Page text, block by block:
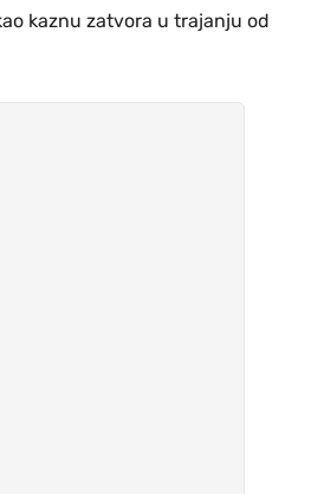
kaznu zatvora u trajanju od